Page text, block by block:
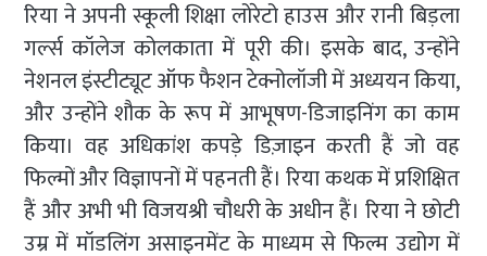
रिया ने अपनी स्कूली शिक्षा लोरेटो हाउस और रानी बिड़ला
गर्ल्स कॉलेज कोलकाता में पूरी की। इसके बाद, उन्होंने
नेशनल इंस्टीट्यूट ऑफ फैशन टेक्नोलॉजी में अध्ययन किया,
और उन्होंने शौक के रूप में आभूषण-डिजाइनिंग का काम
किया। वह अधिकांश कपड़े डिज़ाइन करती हैं जो वह
फिल्मों और विज्ञापनों में पहनती हैं। रिया कथक में प्रशिक्षित
हैं और अभी भी विजयश्री चौधरी के अधीन हैं। रिया ने छोटी
उम्र में मॉडलिंग असाइनमेंट के माध्यम से फिल्म उद्योग में